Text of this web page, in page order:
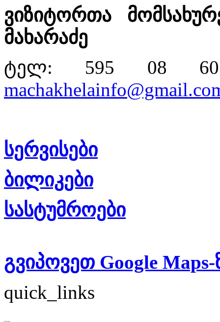
ვიზიტორთა
მახარაძე
ტელ: 595 08
სერვისები
ბილიკები
სასტუმროები
გვიპოვეთ Google Maps-
quick_links